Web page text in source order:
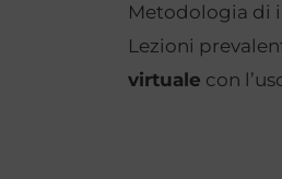
Metodologia di
Lezioni
virtuale con